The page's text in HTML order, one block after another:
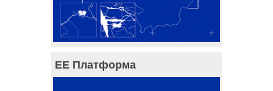
ЕЕ Платформа